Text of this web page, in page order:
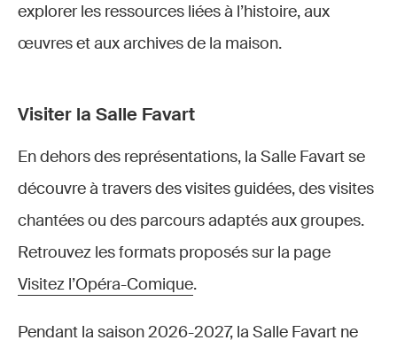
explorer les ressources liées à l’histoire, aux
œuvres et aux archives de la maison.
Visiter la Salle Favart
En dehors des représentations, la Salle Favart se
découvre à travers des visites guidées, des visites
chantées ou des parcours adaptés aux groupes.
Retrouvez les formats proposés sur la page
Visitez l’Opéra-Comique.
Pendant la saison 2026-2027, la Salle Favart ne